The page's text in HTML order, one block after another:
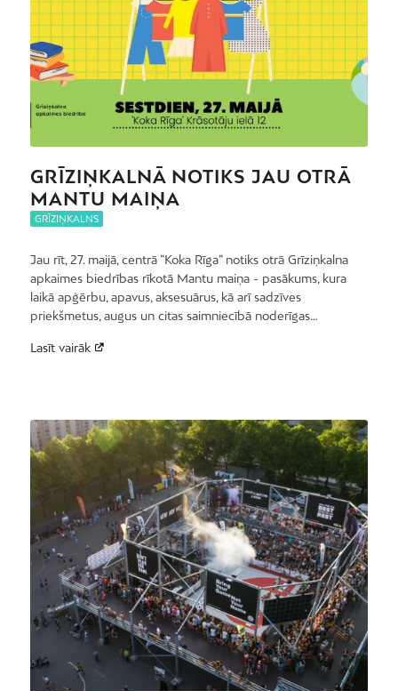
GRĪZIŅKALNĀ NOTIKS JAU OTRĀ
MANTU MAIŅA
GRĪZIŅKALNS
Jau rīt, 27. maijā, centrā “Koka Rīga” notiks otrā Grīziņkalna
apkaimes biedrības rīkotā Mantu maiņa - pasākums, kura
laikā apģērbu, apavus, aksesuārus, kā arī sadzīves
priekšmetus, augus un citas saimniecībā noderīgas…
Lasīt vairāk